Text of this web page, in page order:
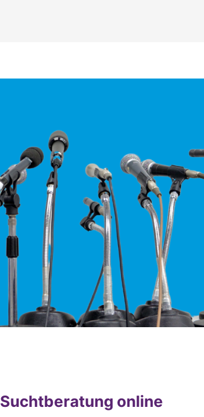
Suchtberatung online